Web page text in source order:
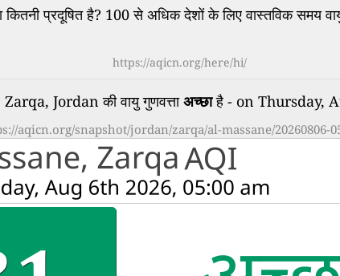
प्रदूषित है? 100 से अधिक देशों के लिए वास्तविक समय
https://aqicn.org/here/hi/
Jordan की वायु गुणवत्ताअच्छाहै - on Thursday,
aqicn.org/snapshot/jordan/zarqa/al-massane/20260806-